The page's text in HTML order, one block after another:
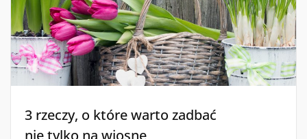
3 rzeczy, o które warto zadbać
nie tylko na wiosnę